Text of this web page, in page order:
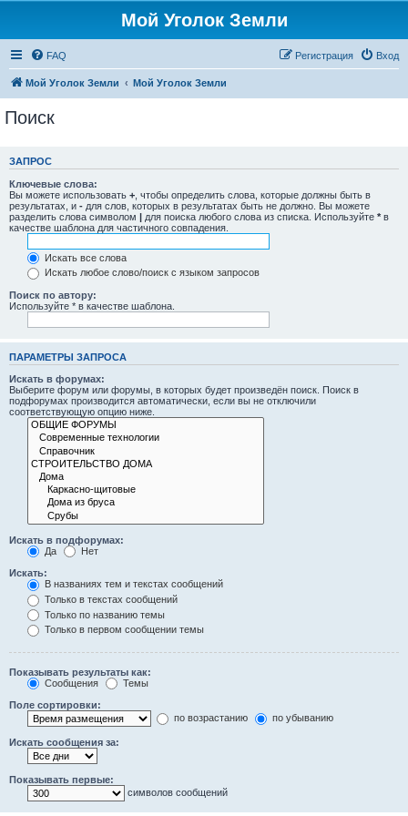
Мой Уголок Земли
FAQ Вход
Регистрация
Мой Уголок Земли Мой Уголок Земли
Поиск
ЗАПРОС
Ключевые слова:
Вы можете использовать + , чтобы определить слова, которые должны быть в
результатах, и - для слов, которых в результатах быть не должно. Вы можете
разделить слова символом | для поиска любого слова из списка. Используйте * в
качестве шаблона для частичного совпадения.
Искать все слова
Искать любое слово/поиск с языком запросов
Поиск по автору:
Используйте * в качестве шаблона.
ПАРАМЕТРЫ ЗАПРОСА
Искать в форумах:
Выберите форум или форумы, в которых будет произведён поиск. Поиск в
подфорумах производится автоматически, если вы не отключили
соответствующую опцию ниже.
Искать в подфорумах:
Да
Нет
Искать:
В названиях тем и текстах сообщений
Только в текстах сообщений
Только по названию темы
Только в первом сообщении темы
Показывать результаты как:
Сообщения
Темы
Поле сортировки:
по возрастанию
по убыванию
Искать сообщения за:
Показывать первые:
символов сообщений